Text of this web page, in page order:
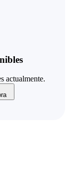
actualmente.